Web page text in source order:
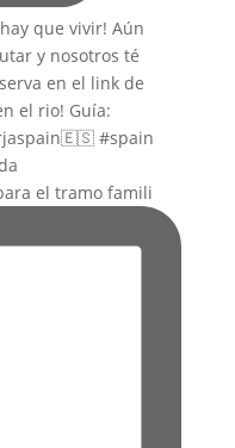
el tramo famili